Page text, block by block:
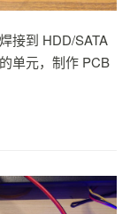
接到 HDD/SATA
单元，制作 PCB